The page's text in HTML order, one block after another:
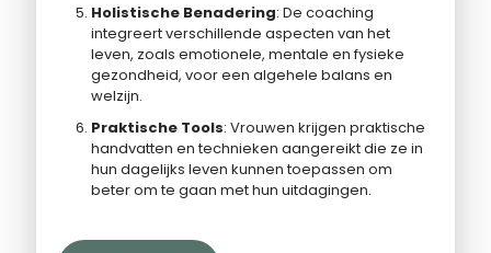
Holistische Benadering: De coaching
integreert verschillende aspecten van het
leven, zoals emotionele, mentale en fysieke
gezondheid, voor een algehele balans en
welzijn.
Praktische Tools: Vrouwen krijgen praktische
handvatten en technieken aangereikt die ze in
hun dagelijks leven kunnen toepassen om
beter om te gaan met hun uitdagingen.